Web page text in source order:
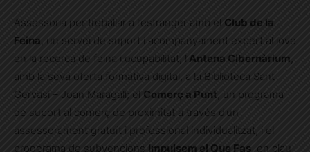
Assessoria per treballar a l’estranger amb el Club de la
Feina , un servei de suport i acompanyament expert al jove
en la recerca de feina i ocupabilitat; l’Antena Cibernàrium ,
amb la seva oferta formativa digital, a la Biblioteca Sant
Gervasi – Joan Maragall; el
Comerç a Punt, un programa
de suport al comerç de proximitat a través d’un
assessorament gratuït i professional individualitzat, i el
progerama de subvencions Impulsem el Que Fas , en clau